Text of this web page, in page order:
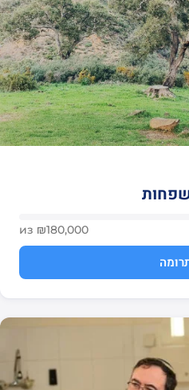
из ₪180,000